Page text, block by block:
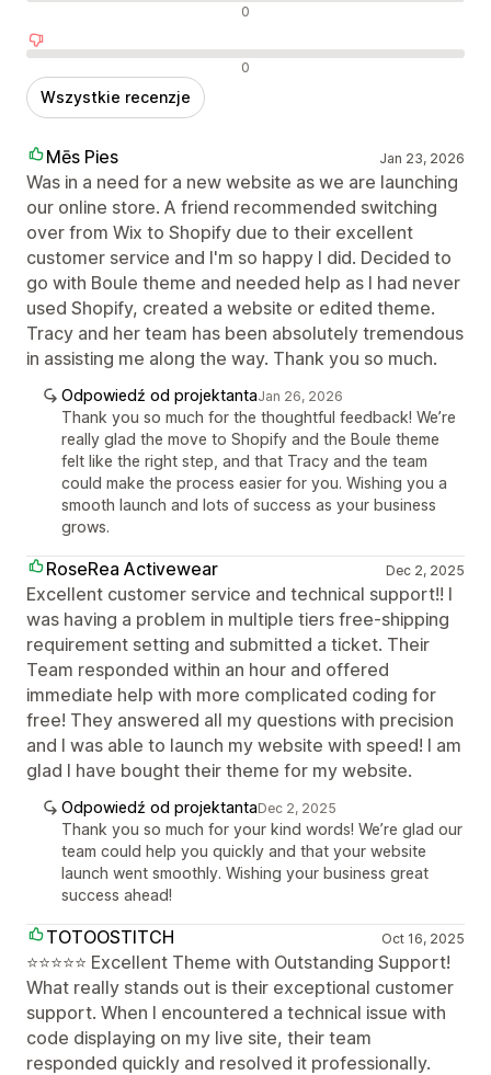
Neutralne recenzje 0
Negatywne recenzje 0
Wszystkie recenzje
Mēs Pies Jan 23, 2026
Was in a need for a new website as we are launching
our online store. A friend recommended switching
over from Wix to Shopify due to their excellent
customer service and I'm so happy I did. Decided to
go with Boule theme and needed help as I had never
used Shopify, created a website or edited theme.
Tracy and her team has been absolutely tremendous
in assisting me along the way. Thank you so much.
Odpowiedź od projektantaJan 26, 2026
Thank you so much for the thoughtful feedback! We’re
really glad the move to Shopify and the Boule theme
felt like the right step, and that Tracy and the team
could make the process easier for you. Wishing you a
smooth launch and lots of success as your business
grows.
RoseRea Activewear Dec 2, 2025
Excellent customer service and technical support!! I
was having a problem in multiple tiers free-shipping
requirement setting and submitted a ticket. Their
Team responded within an hour and offered
immediate help with more complicated coding for
free! They answered all my questions with precision
and I was able to launch my website with speed! I am
glad I have bought their theme for my website.
Odpowiedź od projektantaDec 2, 2025
Thank you so much for your kind words! We’re glad our
team could help you quickly and that your website
launch went smoothly. Wishing your business great
success ahead!
TOTOOSTITCH Oct 16, 2025
⭐⭐⭐⭐⭐ Excellent Theme with Outstanding Support!
What really stands out is their exceptional customer
support. When I encountered a technical issue with
code displaying on my live site, their team
responded quickly and resolved it professionally.